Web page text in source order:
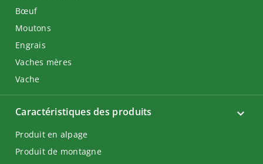
Bœuf
Moutons
Engrais
Vaches mères
Vache
Caractéristiques des produits
Produit en alpage
Produit de montagne